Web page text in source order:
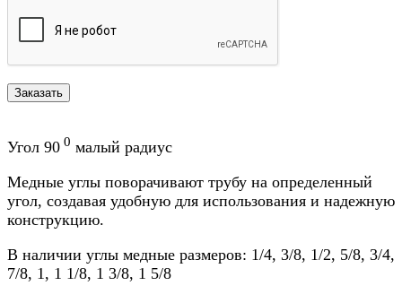
Угол 90 0 малый радиус
Медные углы поворачивают трубу на определенный
угол, создавая удобную для использования и надежную
конструкцию.
В наличии углы медные размеров: 1/4, 3/8, 1/2, 5/8, 3/4,
7/8, 1, 1 1/8, 1 3/8, 1 5/8